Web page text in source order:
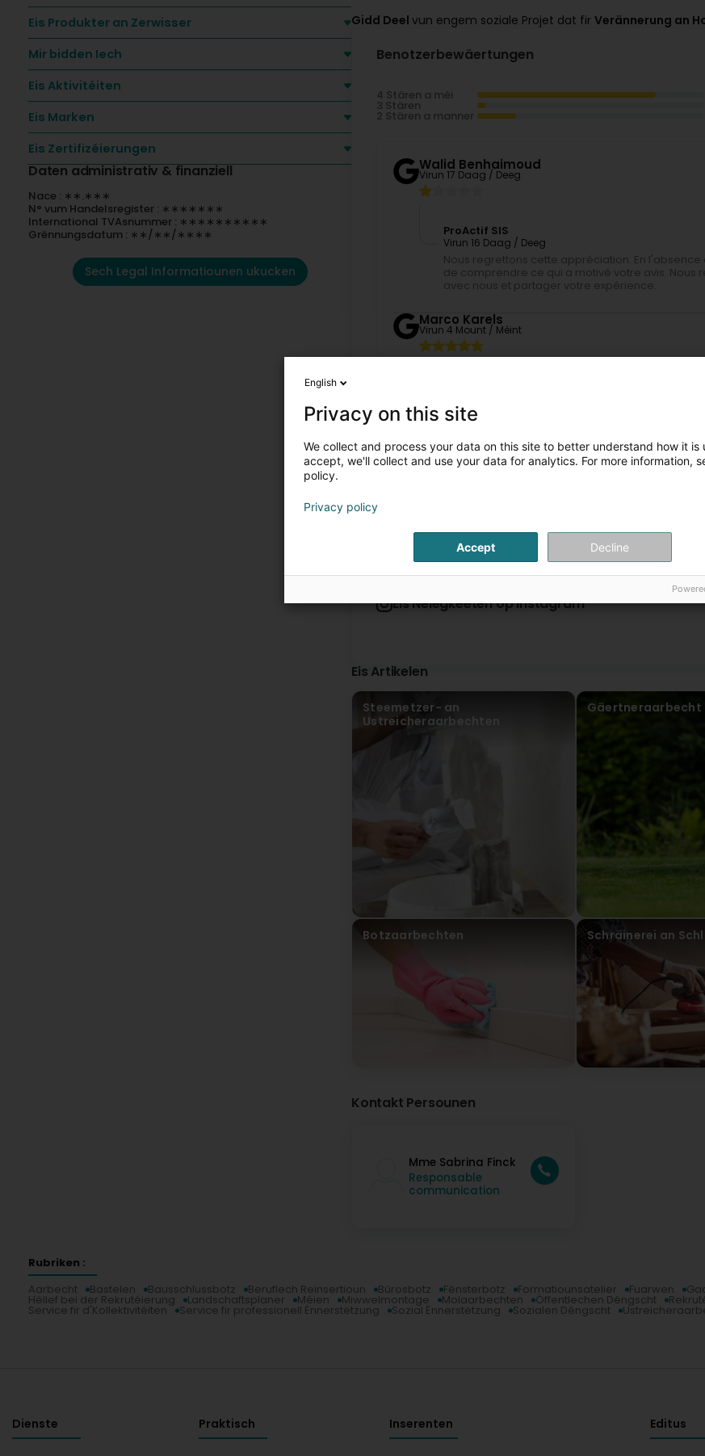
Eis Produkter an Zerwisser
Mir bidden Iech
Eis Aktivitéiten
Eis Marken
Eis Zertifizéierungen
Daten administrativ & finanziell
Nace : ∗∗.∗∗∗
N° vum Handelsregister : ∗∗∗∗∗∗∗
International TVAsnummer : ∗∗∗∗∗∗∗∗∗∗
Grënnungsdatum : ∗∗/∗∗/∗∗∗∗
Sech Legal Informatiounen ukucken
Gidd Deel vun engem soziale Projet dat fir Verännerung an
Benotzerbewäertungen
4 Stären a méi
3 Stären
2 Stären a manner
Walid Benhaimoud
Virun 17 Daag / Deeg
ProActif SIS
Virun 16 Daag / Deeg
Nous regrettons cette appréciation. En
de comprendre ce qui a motivé votre avis. Nous
avec nous et partager votre expérience.
Marco Karels
Virun 4 Mount / Méint
Virun 4 Mount / Méint
notre service vous ait satisfait. À très bientôt 😊
travail de Simone ,ma femme de ménage.
ProActif SIS
Virun 4 Mount / Méint
Bonjour, Nous vous remercions sincèrement
partager votre avis. Cela fait très plaisir à toute
Virun 4 Mount / Méint
ProActif SIS
Bonjour, Merci pour votre avis et pour cette
reconnaissance pour nos équipes. Cordialement,
Virun 4 Mount / Méint
vous ait satisfait. Cordialement, ProActif SIS Sàrl
1 2
Eis Neiegkeeten op Instagram
Eis Artikelen
Steemetzer- an
Ustreicheraarbechten
Gäertneraarbecht
Botzaarbechten Schräinerei an
Kontakt Persounen
Mme Sabrina Finck
Responsable
communication
Rubriken :
Aarbecht
Bastelen Bausschlussbotz Beruflech Reinsertioun Bürosbotz Fënsterbotz Formatiounsatelier Fuarwen
Hëllef bei der Rekrutéierung Landschaftsplaner Méien Miwwelmontage Molaarbechten Öffentlechen Déngscht
Service fir d'Kollektivitéiten Service fir professionell Ënnerstëtzung Sozial Ënnerstëtzung Sozialen Déngscht
Dienste Praktisch Inserenten Editus
English
Privacy on this site
We collect and process your data on this site to better understand how it is
accept, we'll collect and use your data for analytics. For more information,
policy.
Privacy policy
Accept Decline